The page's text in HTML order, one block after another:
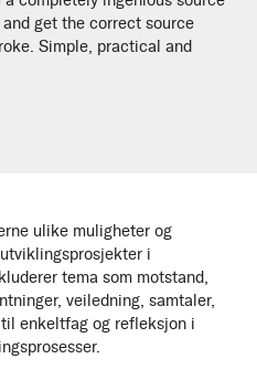
ulike muligheter og
i
tema som motstand,
veiledning, samtaler,
enkeltfag og refleksjon i
get the correct source
Simple, practical and